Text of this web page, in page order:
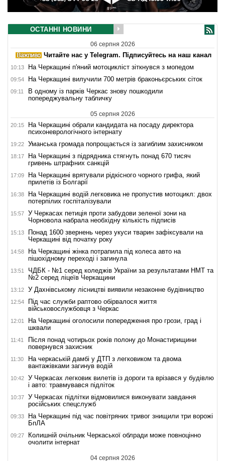
ОСТАННІ НОВИНИ
06 серпня 2026
Читайте нас у Telegram. Підписуйтесь на наш канал
10:13 На Черкащині п'яний мотоцикліст зіткнувся з мопедом
09:54 На Черкащині вилучили 700 метрів браконьєрських сіток
09:11
В одному із парків Черкас знову пошкодили
попереджувальну табличку
05 серпня 2026
20:15
На Черкащині обрали кандидата на посаду директора
психоневрологічного інтернату
19:22 Уманська громада попрощається із загиблим захисником
18:17
На Черкащині з підрядника стягнуть понад 670 тисяч
гривень штрафних санкцій
17:09
На Черкащині врятували рідкісного чорного грифа, який
прилетів із Болгарії
16:38
На Черкащині водій легковика не пропустив мотоцикл: двох
потерпілих госпіталізували
15:57
У Черкасах петиція проти забудови зеленої зони на
Чорновола набрала необхідну кількість підписів
15:13
Понад 1600 звернень через укуси тварин зафіксували на
Черкащині від початку року
14:58
На Черкащині жінка потрапила під колеса авто на
пішохідному переході і загинула
13:51
ЧДБК - №1 серед коледжів України за результатами НМТ та
№2 серед ліцеїв Черкащини
13:12 У Дахнівському лісництві виявили незаконне будівництво
12:54
Під час служби раптово обірвалося життя
військовослужбовця з Черкас
12:01
На Черкащині оголосили попередження про грози, град і
шквали
11:41
Після понад чотирьох років полону до Монастирищини
повернувся захисник
11:30
На черкаській дамбі у ДТП з легковиком та двома
вантажівками загинув водій
10:42
У Черкасах легковик вилетів із дороги та врізався у будівлю
і авто: травмувався підліток
10:37
У Черкасах підлітки відмовилися виконувати завдання
російських спецслужб
09:33
На Черкащині під час повітряних тривог знищили три ворожі
БпЛА
09:27
Колишній очільник Черкаської облради може повноцінно
очолити інтернат
04 серпня 2026